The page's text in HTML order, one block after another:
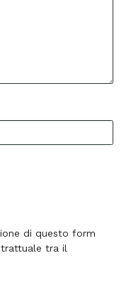
di questo form
tra il